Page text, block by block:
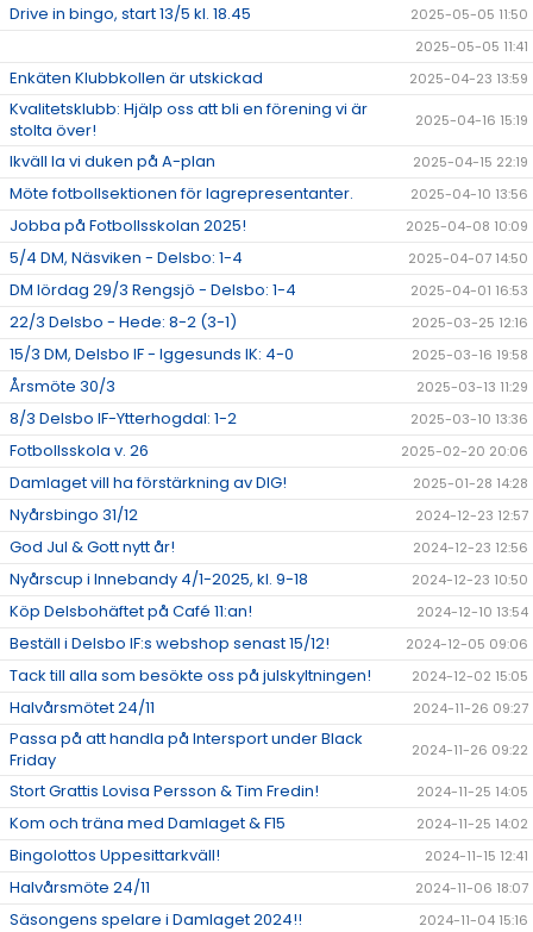
Drive in bingo, start 13/5 kl. 18.45
2025-05-05 11:50
2025-05-05 11:41
Enkäten Klubbkollen är utskickad 2025-04-23 13:59
Kvalitetsklubb: Hjälp oss att bli en förening vi är
stolta över!
2025-04-16 15:19
Ikväll la vi duken på A-plan 2025-04-15 22:19
Möte fotbollsektionen för lagrepresentanter. 2025-04-10 13:56
Jobba på Fotbollsskolan 2025! 2025-04-08 10:09
5/4 DM, Näsviken - Delsbo: 1-4 2025-04-07 14:50
DM lördag 29/3 Rengsjö - Delsbo: 1-4 2025-04-01 16:53
22/3 Delsbo - Hede: 8-2 (3-1) 2025-03-25 12:16
15/3 DM, Delsbo IF - Iggesunds IK: 4-0 2025-03-16 19:58
Årsmöte 30/3 2025-03-13 11:29
8/3 Delsbo IF-Ytterhogdal: 1-2 2025-03-10 13:36
Fotbollsskola v. 26 2025-02-20 20:06
Damlaget vill ha förstärkning av DIG! 2025-01-28 14:28
Nyårsbingo 31/12 2024-12-23 12:57
God Jul & Gott nytt år! 2024-12-23 12:56
Nyårscup i Innebandy 4/1-2025, kl. 9-18 2024-12-23 10:50
Köp Delsbohäftet på Café 11:an! 2024-12-10 13:54
Beställ i Delsbo IF:s webshop senast 15/12! 2024-12-05 09:06
Tack till alla som besökte oss på julskyltningen! 2024-12-02 15:05
Halvårsmötet 24/11 2024-11-26 09:27
Passa på att handla på Intersport under Black
Friday
2024-11-26 09:22
Stort Grattis Lovisa Persson & Tim Fredin! 2024-11-25 14:05
Kom och träna med Damlaget & F15 2024-11-25 14:02
Bingolottos Uppesittarkväll! 2024-11-15 12:41
Halvårsmöte 24/11 2024-11-06 18:07
Säsongens spelare i Damlaget 2024!! 2024-11-04 15:16